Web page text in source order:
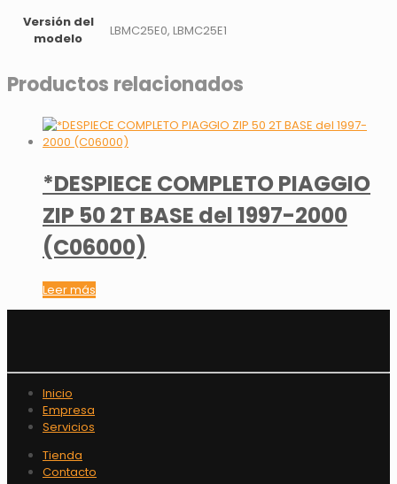
Versión del
modelo
LBMC25E0, LBMC25E1
Productos relacionados
*DESPIECE COMPLETO PIAGGIO
ZIP 50 2T BASE del 1997-2000
(C06000)
Leer más
Inicio
Empresa
Servicios
Tienda
Contacto